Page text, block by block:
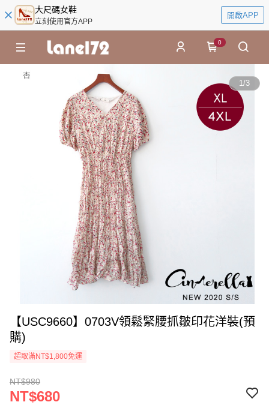
大尺碼女鞋
立刻使用官方APP
開啟APP
0
1/3
【USC9660】0703V領鬆緊腰抓皺印花洋裝(預
購)
超取滿NT$1,800免運
NT$980
NT$680